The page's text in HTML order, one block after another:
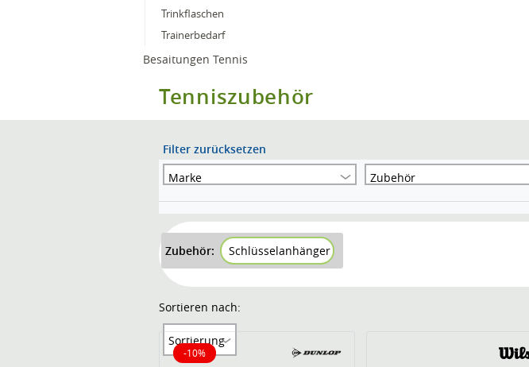
Trinkflaschen
Trainerbedarf
Besaitungen Tennis
Tenniszubehör
Filter zurücksetzen
Marke
Zubehör
Zubehör: Schlüsselanhänger
Sortieren nach:
Sortierung
-10%
10% reduziert